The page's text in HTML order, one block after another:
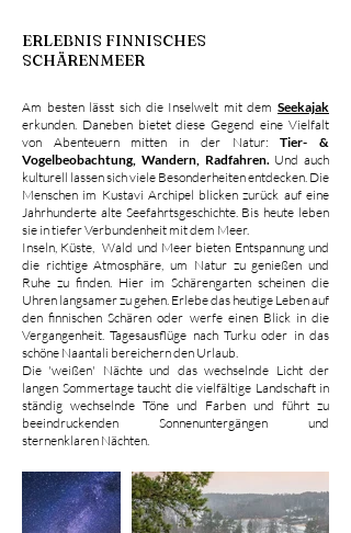
ERLEBNIS FINNISCHES
SCHÄRENMEER
Am besten lässt sich die Inselwelt mit dem Seekajak
erkunden. Daneben bietet diese Gegend eine Vielfalt
von Abenteuern mitten in der Natur:Tier- &
Vogelbeobachtung, Wandern, Radfahren.Und auch
kulturell lassen sich viele Besonderheiten entdecken. Die
Menschen im Kustavi Archipel blicken zurück auf eine
Jahrhunderte alte Seefahrtsgeschichte. Bis heute leben
sie in tiefer Verbundenheit mit dem Meer.
Inseln, Küste, Wald und Meer bieten Entspannung und
die richtige Atmosphäre, um Natur zu genießen und
Ruhe zu finden. Hier im Schärengarten scheinen die
Uhren langsamer zu gehen. Erlebe das heutige Leben auf
den finnischen Schären oder werfe einen Blick in die
Vergangenheit. Tagesausflüge nach Turku oder in das
schöne Naantali bereichern den Urlaub.
Die 'weißen' Nächte und das wechselnde Licht der
langen Sommertage taucht die vielfältige Landschaft in
ständig wechselnde Töne und Farben und führt zu
beeindruckenden Sonnenuntergängen und
sternenklaren Nächten.